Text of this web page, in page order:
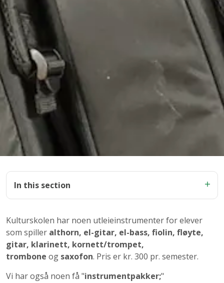
In this section
Kulturskolen har noen utleieinstrumenter for elever
som spiller althorn, el-gitar, el-bass, fiolin, fløyte,
gitar, klarinett, kornett/trompet,
trombone og saxofon. Pris er kr. 300 pr. semester.
Vi har også noen få "instrumentpakker;"